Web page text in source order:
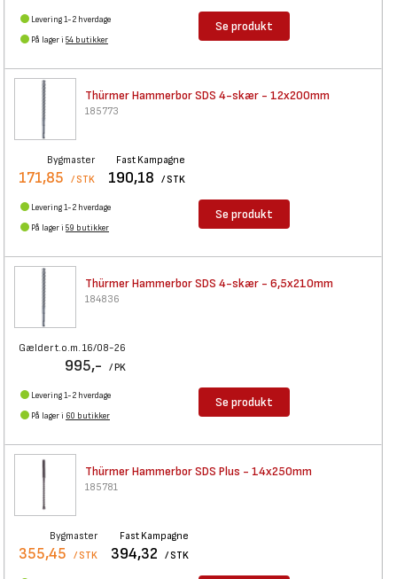
Levering 1-2 hverdage
På lager i 54 butikker
Se produkt
Thürmer Hammerbor SDS 4-skær - 12x200mm
185773
Bygmaster
171,85 / STK
Fast Kampagne
190,18 / STK
Levering 1-2 hverdage
På lager i 59 butikker
Se produkt
Thürmer Hammerbor SDS 4-skær - 6,5x210mm
184836
Gælder t.o.m. 16/08-26
995,- / PK
Levering 1-2 hverdage
På lager i 60 butikker
Se produkt
Thürmer Hammerbor SDS Plus - 14x250mm
185781
Bygmaster
355,45 / STK
Fast Kampagne
394,32 / STK